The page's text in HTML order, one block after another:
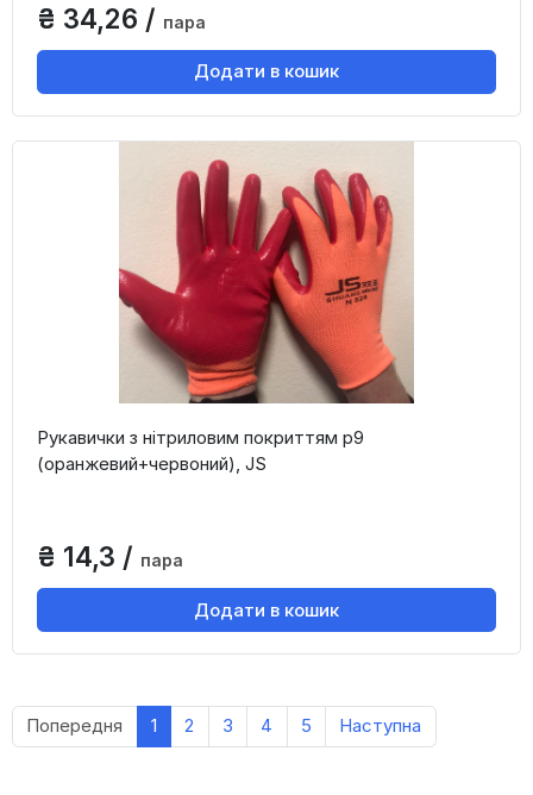
₴ 34,26 / пара
Додати в кошик
Рукавички з нітриловим покриттям р9
(оранжевий+червоний), JS
₴ 14,3 / пара
Додати в кошик
Попередня 1 2 3 4 5 Наступна